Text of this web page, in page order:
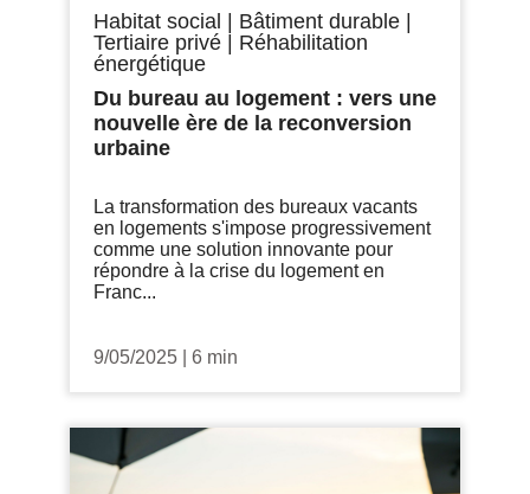
Habitat social Bâtiment durable
Tertiaire privé
Réhabilitation
énergétique
Du bureau au logement : vers une
nouvelle ère de la reconversion
urbaine
La transformation des bureaux vacants
en logements s'impose progressivement
comme une solution innovante pour
répondre à la crise du logement en
Franc...
9/05/2025 6 min